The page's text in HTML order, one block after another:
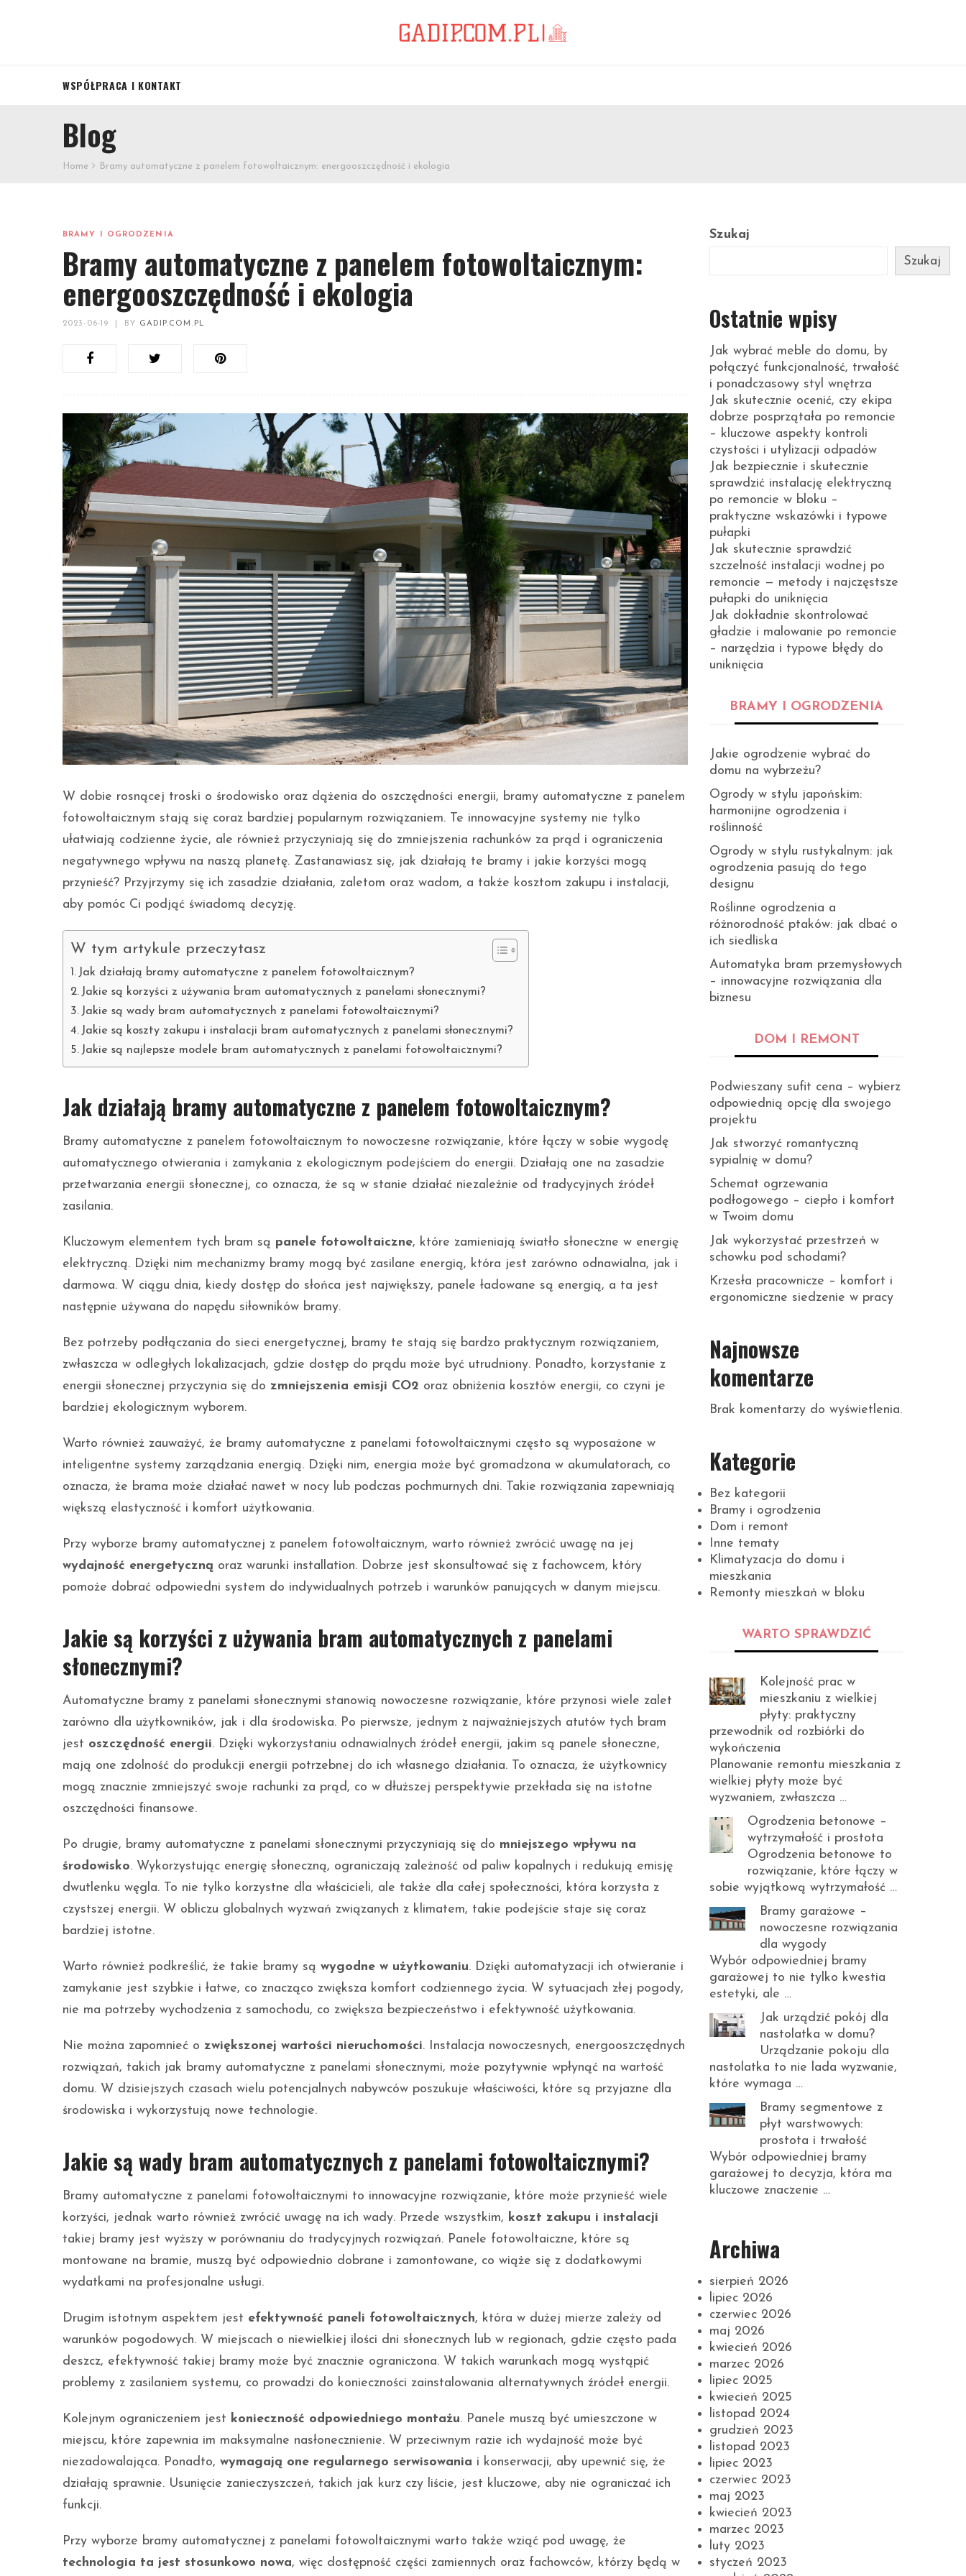
WSPÓŁPRACA I KONTAKT
Blog
Home Bramy automatyczne z panelem fotowoltaicznym: energooszczędność i ekologia
BRAMY I OGRODZENIA
Bramy automatyczne z panelem fotowoltaicznym:
energooszczędność i ekologia
2023-06-19 BY GADIP.COM.PL
W dobie rosnącej troski o środowisko oraz dążenia do oszczędności energii, bramy automatyczne z panelem
fotowoltaicznym stają się coraz bardziej popularnym rozwiązaniem. Te innowacyjne systemy nie tylko
ułatwiają codzienne życie, ale również przyczyniają się do zmniejszenia rachunków za prąd i ograniczenia
negatywnego wpływu na naszą planetę. Zastanawiasz się, jak działają te bramy i jakie korzyści mogą
przynieść? Przyjrzymy się ich zasadzie działania, zaletom oraz wadom, a także kosztom zakupu i instalacji,
aby pomóc Ci podjąć świadomą decyzję.
W tym artykule przeczytasz
Jak działają bramy automatyczne z panelem fotowoltaicznym?
Jakie są korzyści z używania bram automatycznych z panelami słonecznymi?
Jakie są wady bram automatycznych z panelami fotowoltaicznymi?
Jakie są koszty zakupu i instalacji bram automatycznych z panelami słonecznymi?
Jakie są najlepsze modele bram automatycznych z panelami fotowoltaicznymi?
Jak działają bramy automatyczne z panelem fotowoltaicznym?
Bramy automatyczne z panelem fotowoltaicznym to nowoczesne rozwiązanie, które łączy w sobie wygodę
automatycznego otwierania i zamykania z ekologicznym podejściem do energii. Działają one na zasadzie
przetwarzania energii słonecznej, co oznacza, że są w stanie działać niezależnie od tradycyjnych źródeł
zasilania.
Kluczowym elementem tych bram są panele fotowoltaiczne, które zamieniają światło słoneczne w energię
elektryczną. Dzięki nim mechanizmy bramy mogą być zasilane energią, która jest zarówno odnawialna, jak i
darmowa. W ciągu dnia, kiedy dostęp do słońca jest największy, panele ładowane są energią, a ta jest
następnie używana do napędu siłowników bramy.
Bez potrzeby podłączania do sieci energetycznej, bramy te stają się bardzo praktycznym rozwiązaniem,
zwłaszcza w odległych lokalizacjach, gdzie dostęp do prądu może być utrudniony. Ponadto, korzystanie z
energii słonecznej przyczynia się do zmniejszenia emisji CO2 oraz obniżenia kosztów energii, co czyni je
bardziej ekologicznym wyborem.
Warto również zauważyć, że bramy automatyczne z panelami fotowoltaicznymi często są wyposażone w
inteligentne systemy zarządzania energią. Dzięki nim, energia może być gromadzona w akumulatorach, co
oznacza, że brama może działać nawet w nocy lub podczas pochmurnych dni. Takie rozwiązania zapewniają
większą elastyczność i komfort użytkowania.
Przy wyborze bramy automatycznej z panelem fotowoltaicznym, warto również zwrócić uwagę na jej
wydajność energetyczną oraz warunki installation. Dobrze jest skonsultować się z fachowcem, który
pomoże dobrać odpowiedni system do indywidualnych potrzeb i warunków panujących w danym miejscu.
Jakie są korzyści z używania bram automatycznych z panelami
słonecznymi?
Automatyczne bramy z panelami słonecznymi stanowią nowoczesne rozwiązanie, które przynosi wiele zalet
zarówno dla użytkowników, jak i dla środowiska. Po pierwsze, jednym z najważniejszych atutów tych bram
jest oszczędność energii. Dzięki wykorzystaniu odnawialnych źródeł energii, jakim są panele słoneczne,
mają one zdolność do produkcji energii potrzebnej do ich własnego działania. To oznacza, że użytkownicy
mogą znacznie zmniejszyć swoje rachunki za prąd, co w dłuższej perspektywie przekłada się na istotne
oszczędności finansowe.
Po drugie, bramy automatyczne z panelami słonecznymi przyczyniają się do mniejszego wpływu na
środowisko. Wykorzystując energię słoneczną, ograniczają zależność od paliw kopalnych i redukują emisję
dwutlenku węgla. To nie tylko korzystne dla właścicieli, ale także dla całej społeczności, która korzysta z
czystszej energii. W obliczu globalnych wyzwań związanych z klimatem, takie podejście staje się coraz
bardziej istotne.
Warto również podkreślić, że takie bramy są wygodne w użytkowaniu. Dzięki automatyzacji ich otwieranie i
zamykanie jest szybkie i łatwe, co znacząco zwiększa komfort codziennego życia. W sytuacjach złej pogody,
nie ma potrzeby wychodzenia z samochodu, co zwiększa bezpieczeństwo i efektywność użytkowania.
Nie można zapomnieć o zwiększonej wartości nieruchomości. Instalacja nowoczesnych, energooszczędnych
rozwiązań, takich jak bramy automatyczne z panelami słonecznymi, może pozytywnie wpłynąć na wartość
domu. W dzisiejszych czasach wielu potencjalnych nabywców poszukuje właściwości, które są przyjazne dla
środowiska i wykorzystują nowe technologie.
Jakie są wady bram automatycznych z panelami fotowoltaicznymi?
Bramy automatyczne z panelami fotowoltaicznymi to innowacyjne rozwiązanie, które może przynieść wiele
korzyści, jednak warto również zwrócić uwagę na ich wady. Przede wszystkim, koszt zakupu i instalacji
takiej bramy jest wyższy w porównaniu do tradycyjnych rozwiązań. Panele fotowoltaiczne, które są
montowane na bramie, muszą być odpowiednio dobrane i zamontowane, co wiąże się z dodatkowymi
wydatkami na profesjonalne usługi.
Drugim istotnym aspektem jest efektywność paneli fotowoltaicznych, która w dużej mierze zależy od
warunków pogodowych. W miejscach o niewielkiej ilości dni słonecznych lub w regionach, gdzie często pada
deszcz, efektywność takiej bramy może być znacznie ograniczona. W takich warunkach mogą wystąpić
problemy z zasilaniem systemu, co prowadzi do konieczności zainstalowania alternatywnych źródeł energii.
Kolejnym ograniczeniem jest konieczność odpowiedniego montażu. Panele muszą być umieszczone w
miejscu, które zapewnia im maksymalne nasłonecznienie. W przeciwnym razie ich wydajność może być
niezadowalająca. Ponadto, wymagają one regularnego serwisowania i konserwacji, aby upewnić się, że
działają sprawnie. Usunięcie zanieczyszczeń, takich jak kurz czy liście, jest kluczowe, aby nie ograniczać ich
funkcji.
Przy wyborze bramy automatycznej z panelami fotowoltaicznymi warto także wziąć pod uwagę, że
technologia ta jest stosunkowo nowa, więc dostępność części zamiennych oraz fachowców, którzy będą w
Szukaj
Szukaj
Ostatnie wpisy
Jak wybrać meble do domu, by
połączyć funkcjonalność, trwałość
i ponadczasowy styl wnętrza
Jak skutecznie ocenić, czy ekipa
dobrze posprzątała po remoncie
– kluczowe aspekty kontroli
czystości i utylizacji odpadów
Jak bezpiecznie i skutecznie
sprawdzić instalację elektryczną
po remoncie w bloku –
praktyczne wskazówki i typowe
pułapki
Jak skutecznie sprawdzić
szczelność instalacji wodnej po
remoncie — metody i najczęstsze
pułapki do uniknięcia
Jak dokładnie skontrolować
gładzie i malowanie po remoncie
– narzędzia i typowe błędy do
uniknięcia
BRAMY I OGRODZENIA
Jakie ogrodzenie wybrać do
domu na wybrzeżu?
Ogrody w stylu japońskim:
harmonijne ogrodzenia i
roślinność
Ogrody w stylu rustykalnym: jak
ogrodzenia pasują do tego
designu
Roślinne ogrodzenia a
różnorodność ptaków: jak dbać o
ich siedliska
Automatyka bram przemysłowych
– innowacyjne rozwiązania dla
biznesu
DOM I REMONT
Podwieszany sufit cena – wybierz
odpowiednią opcję dla swojego
projektu
Jak stworzyć romantyczną
sypialnię w domu?
Schemat ogrzewania
podłogowego – ciepło i komfort
w Twoim domu
Jak wykorzystać przestrzeń w
schowku pod schodami?
Krzesła pracownicze – komfort i
ergonomiczne siedzenie w pracy
Najnowsze
komentarze
Brak komentarzy do wyświetlenia.
Kategorie
Bez kategorii
Bramy i ogrodzenia
Dom i remont
Inne tematy
Klimatyzacja do domu i
mieszkania
Remonty mieszkań w bloku
WARTO SPRAWDZIĆ
Kolejność prac w
mieszkaniu z wielkiej
płyty: praktyczny
przewodnik od rozbiórki do
wykończenia
Planowanie remontu mieszkania z
wielkiej płyty może być
wyzwaniem, zwłaszcza …
Ogrodzenia betonowe –
wytrzymałość i prostota
Ogrodzenia betonowe to
rozwiązanie, które łączy w
sobie wyjątkową wytrzymałość …
Bramy garażowe –
nowoczesne rozwiązania
dla wygody
Wybór odpowiedniej bramy
garażowej to nie tylko kwestia
estetyki, ale …
Jak urządzić pokój dla
nastolatka w domu?
Urządzanie pokoju dla
nastolatka to nie lada wyzwanie,
które wymaga …
Bramy segmentowe z
płyt warstwowych:
prostota i trwałość
Wybór odpowiedniej bramy
garażowej to decyzja, która ma
kluczowe znaczenie …
Archiwa
sierpień 2026
lipiec 2026
czerwiec 2026
maj 2026
kwiecień 2026
marzec 2026
lipiec 2025
kwiecień 2025
listopad 2024
grudzień 2023
listopad 2023
lipiec 2023
czerwiec 2023
maj 2023
kwiecień 2023
marzec 2023
luty 2023
styczeń 2023